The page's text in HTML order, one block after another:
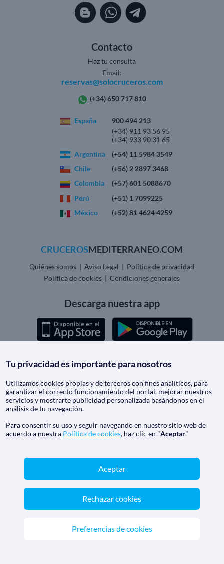
Contacto
Haz tu consulta
Email:
reservas@solocruceros.com
(+34) 650 717 810
España
900 494 213
(+34) 911 93 56 95
(+34) 933 90 31 65
Argentina
(+54) 11 5984 3549
Chile
(+56) 2 2897 3468
Colombia
(+57) 601 5088670
Perú
(+51) 1 7099225
México
(+52) 81 4624 4259
CRUCEROSMEDITERRANEO.COM
Quiénes somos | Aviso Legal | Política de privacidad
Política de cookies | Condiciones generales
Descarga nuestra app
Nos acreditan
CrucerosMediterraneo.com - Agencia de viajes online con
número de autorización GC 001818
Tu privacidad es importante para nosotros
Utilizamos cookies propias y de terceros con fines analíticos, para
garantizar el correcto funcionamiento del portal, mejorar nuestros
servicios y mostrarte publicidad personalizada basándonos en el
análisis de tu navegación.
Para consentir su uso y seguir navegando en nuestro sitio web de
acuerdo a nuestra Política de cookies, haz clic en "Aceptar"
Aceptar
Rechazar cookies
Preferencias de cookies